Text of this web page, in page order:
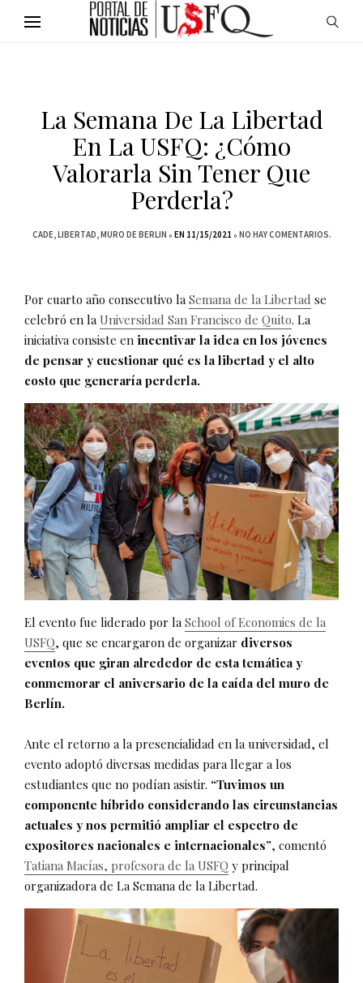
La Semana De La Libertad
En La USFQ: ¿Cómo
Valorarla Sin Tener Que
Perderla?
CADE LIBERTAD MURO DE BERLIN EN 11/15/2021 NO HAY COMENTARIOS.
Por cuarto año consecutivo laSemana de la Libertad se
celebró en laUniversidad San Francisco de Quito. La
iniciativa consiste en incentivar la idea en los jóvenes
de pensar y cuestionar qué es la libertad y el alto
costo que generaría perderla.
El evento fue liderado por laSchool of Economics de la
USFQ, que se encargaron de organizar diversos
eventos que giran alrededor de esta temática y
conmemorar el aniversario de la caída del muro de
Berlín.
Ante el retorno a la presencialidad en la universidad, el
evento adoptó diversas medidas para llegar a los
estudiantes que no podían asistir. “Tuvimos un
componente híbrido considerando las circunstancias
actuales y nos permitió ampliar el espectro de
expositores nacionales e internacionales”, comentó
Tatiana Macías, profesora de la USFQ y principal
organizadora de La Semana de la Libertad.